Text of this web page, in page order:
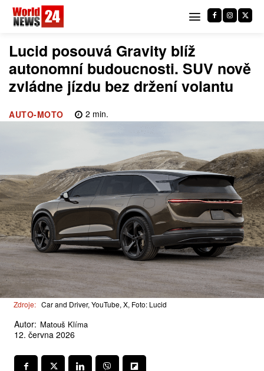
Lucid posouvá Gravity blíž
autonomní budoucnosti. SUV nově
zvládne jízdu bez držení volantu
AUTO-MOTO 2 min.
Zdroje: Car and Driver, YouTube, X, Foto: Lucid
Autor: Matouš Klíma
12. června 2026